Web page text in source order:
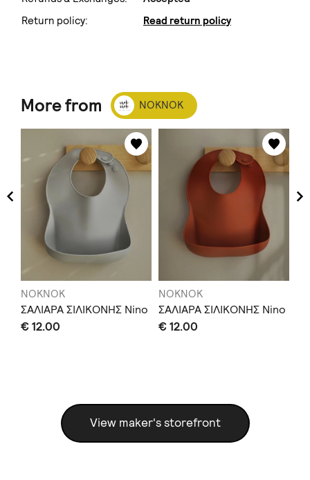
Return policy:
Read return policy
More from NOKNOK
NOKNOK
ΣΑΛΙΑΡΑ ΣΙΛΙΚΟΝΗΣ Nino
€ 12.00
NOKNOK
ΣΑΛΙΑΡΑ ΣΙΛΙΚΟΝΗΣ Nino
€ 12.00
View maker's storefront